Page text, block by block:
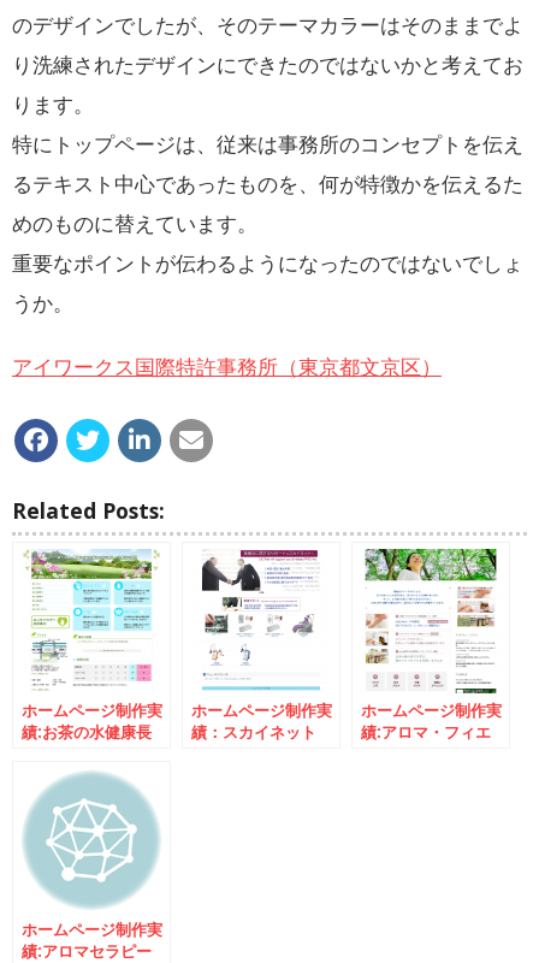
のデザインでしたが、そのテーマカラーはそのままでよ
り洗練されたデザインにできたのではないかと考えてお
ります。
特にトップページは、従来は事務所のコンセプトを伝え
るテキスト中心であったものを、何が特徴かを伝えるた
めのものに替えています。
重要なポイントが伝わるようになったのではないでしょ
うか。
アイワークス国際特許事務所（東京都文京区）
Related Posts:
ホームページ制作実
績:お茶の水健康長
都文京区)
ホームページ制作実
績：スカイネット
ホームページ制作実
績:アロマ・フィエ
ホームページ制作実
績:アロマセラピー